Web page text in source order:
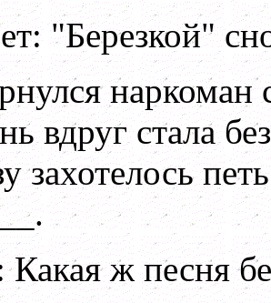
"Березкой"
наркоман
вдруг стала
захотелось
Какая ж песня